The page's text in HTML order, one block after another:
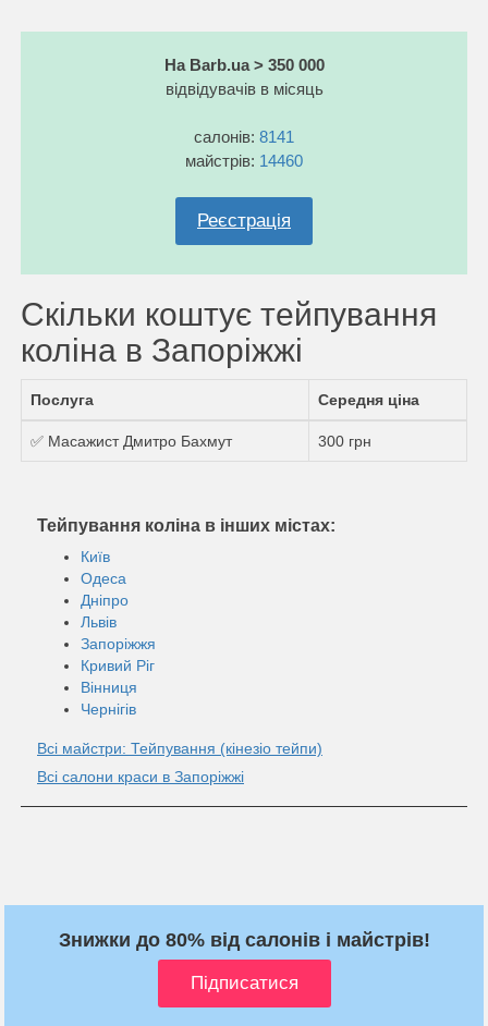
На Barb.ua > 350 000
відвідувачів в місяць
салонів: 8141
майстрів: 14460
Реєстрація
Скільки коштує тейпування
коліна в Запоріжжі
Послуга Середня ціна
✅ Масажист Дмитро Бахмут 300 грн
Тейпування коліна в інших містах:
Київ
Одеса
Дніпро
Львів
Запоріжжя
Кривий Ріг
Вінниця
Чернігів
Всі майстри: Тейпування (кінезiо тейпи)
Всі салони краси в Запоріжжі
Знижки до 80% від салонів і майстрів!